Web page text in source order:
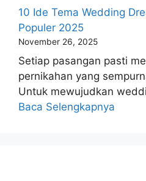
10 Ide Tema Wedding
Populer 2025
November 26, 2025
Setiap pasangan pasti
pernikahan yang
Untuk mewujudkan
Baca Selengkapnya